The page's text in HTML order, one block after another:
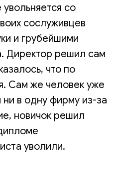
со
сослуживцев
и грубейшими
Директор решил сам
что по
Сам же человек уже
в одну фирму из-за
новичок решил
уволили.